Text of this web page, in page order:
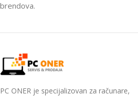
brendova.
PC ONER je specijalizovan za računare,